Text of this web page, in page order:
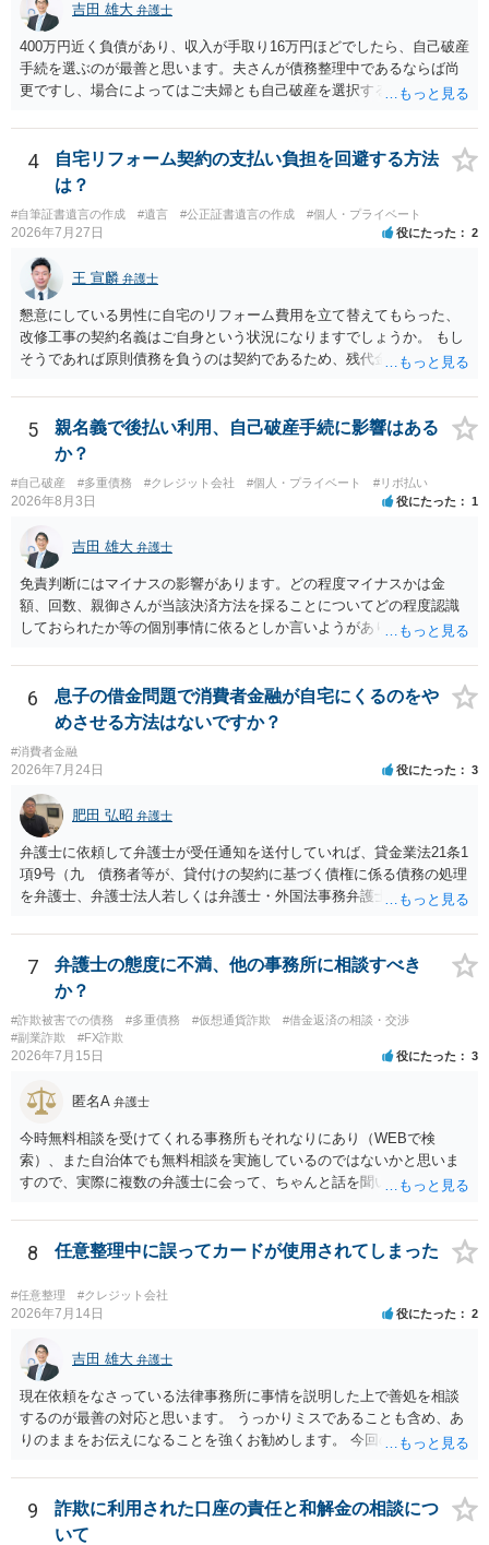
吉田 雄大 弁護士
400万円近く負債があり、収入が手取り16万円ほどでしたら、自己破産
手続を選ぶのが最善と思います。夫さんが債務整理中であるならば尚
更ですし、場合によってはご夫婦とも自己破産を選択する方法もある
4
自宅リフォーム契約の支払い負担を回避する方法
は？
#自筆証書遺言の作成 #遺言 #公正証書遺言の作成 #個人・プライベート
2026年7月27日 役にたった 2
王 宣麟 弁護士
懇意にしている男性に自宅のリフォーム費用を立て替えてもらった、
改修工事の契約名義はご自身という状況になりますでしょうか。 もし
そうであれば原則債務を負うのは契約であるため、残代金を捻出して
ます。 入籍した場合でも、原則契約者が単独で全ての債務を負うこと
には変わりがありません。 なかなか対応に難しい案件であり、公開の
場でアドバイスを行うのも限界があるように思われますので、資料等
を持参のうえ個別に弁護士に相談されることをお勧めします。
5
親名義で後払い利用、自己破産手続に影響はある
か？
#自己破産 #多重債務 #クレジット会社 #個人・プライベート #リボ払い
2026年8月3日 役にたった 1
吉田 雄大 弁護士
免責判断にはマイナスの影響があります。どの程度マイナスかは金
額、回数、親御さんが当該決済方法を採ることについてどの程度認識
しておられたか等の個別事情に依るとしか言いようがありません。 と
なって相談し、善後策を考えることをお勧めします。
6
息子の借金問題で消費者金融が自宅にくるのをや
めさせる方法はないですか？
#消費者金融
2026年7月24日 役にたった 3
肥田 弘昭 弁護士
弁護士に依頼して弁護士が受任通知を送付していれば、貸金業法21条1
項9号（九 債務者等が、貸付けの契約に基づく債権に係る債務の処理
を弁護士、弁護士法人若しくは弁護士・外国法事務弁護士共同法人若
等」という。）に委託し、又はその処理のため必要な裁判所における
民事事件に関する手続をとり、弁護士等又は裁判所から書面によりそ
の旨の通知があつた場合において、正当な理由がないのに、債務者等
に対し、電話をかけ、電報を送達し、若しくはファクシミリ装置を用
いて送信し、又は訪問する方法により、当該債務を弁済することを要
求し、これに対し債務者等から直接要求しないよう求められたにもか
と。）に違反しています。監督官庁に行政処分を求める、裁判所に仮
処分申請、不退去罪が成立すれば警察に通報などの対応が考えられま
す。ご参考にしてください。
7
弁護士の態度に不満、他の事務所に相談すべき
か？
#詐欺被害での債務 #多重債務 #仮想通貨詐欺
#借金返済の相談・交渉
#副業詐欺
#FX詐欺
2026年7月15日 役にたった 3
匿名A 弁護士
今時無料相談を受けてくれる事務所もそれなりにあり（WEBで検
索）、また自治体でも無料相談を実施しているのではないかと思いま
すので、実際に複数の弁護士に会って、ちゃんと話を聞いてくれる
はそもそも事案を把握できていないようですので、御相談の案件につ
いては弁護士として能力不足なのかもしれません。相手にしない方が
かもしれません。
8 任意整理中に誤ってカードが使用されてしまった
#任意整理 #クレジット会社
2026年7月14日 役にたった 2
吉田 雄大 弁護士
現在依頼をなさっている法律事務所に事情を説明した上で善処を相談
するのが最善の対応と思います。 うっかりミスであることも含め、あ
りのままをお伝えになることを強くお勧めします。 今回のできごとだ
早ければ早いほどいいのは間違いありません。 ご健闘をお祈りいたし
ます。
9
詐欺に利用された口座の責任と和解金の相談につ
いて